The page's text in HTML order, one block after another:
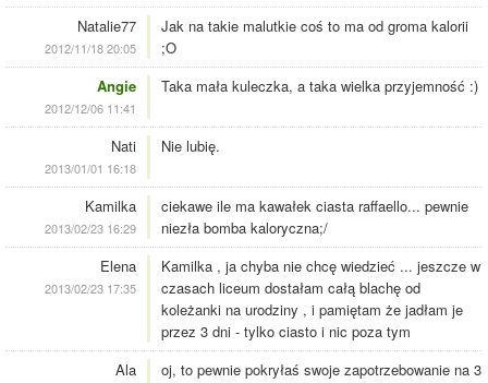
Natalie77
2012/11/18 20:05
Jak na takie malutkie coś to ma od groma kalorii
;O
Angie
2012/12/06 11:41
Taka mała kuleczka, a taka wielka przyjemność :)
Nati
2013/01/01 16:18
Nie lubię.
Kamilka
2013/02/23 16:29
ciekawe ile ma kawałek ciasta raffaello... pewnie
niezła bomba kaloryczna;/
Elena
2013/02/23 17:35
Kamilka , ja chyba nie chcę wiedzieć ... jeszcze w
czasach liceum dostałam całą blachę od
koleżanki na urodziny , i pamiętam że jadłam je
przez 3 dni - tylko ciasto i nic poza tym
Ala
oj, to pewnie pokryłaś swoje zapotrzebowanie na 3